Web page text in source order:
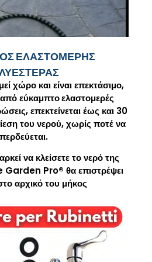
ΕΛΑΣΤΟΜΕΡΗΣ
χώρο και είναι επεκτάσιμο,
εύκαμπτο ελαστομερές
επεκτείνεται έως και 30
του νερού, χωρίς ποτέ να
να κλείσετε το νερό της
Garden Pro® θα επιστρέψει
αρχικό του μήκος